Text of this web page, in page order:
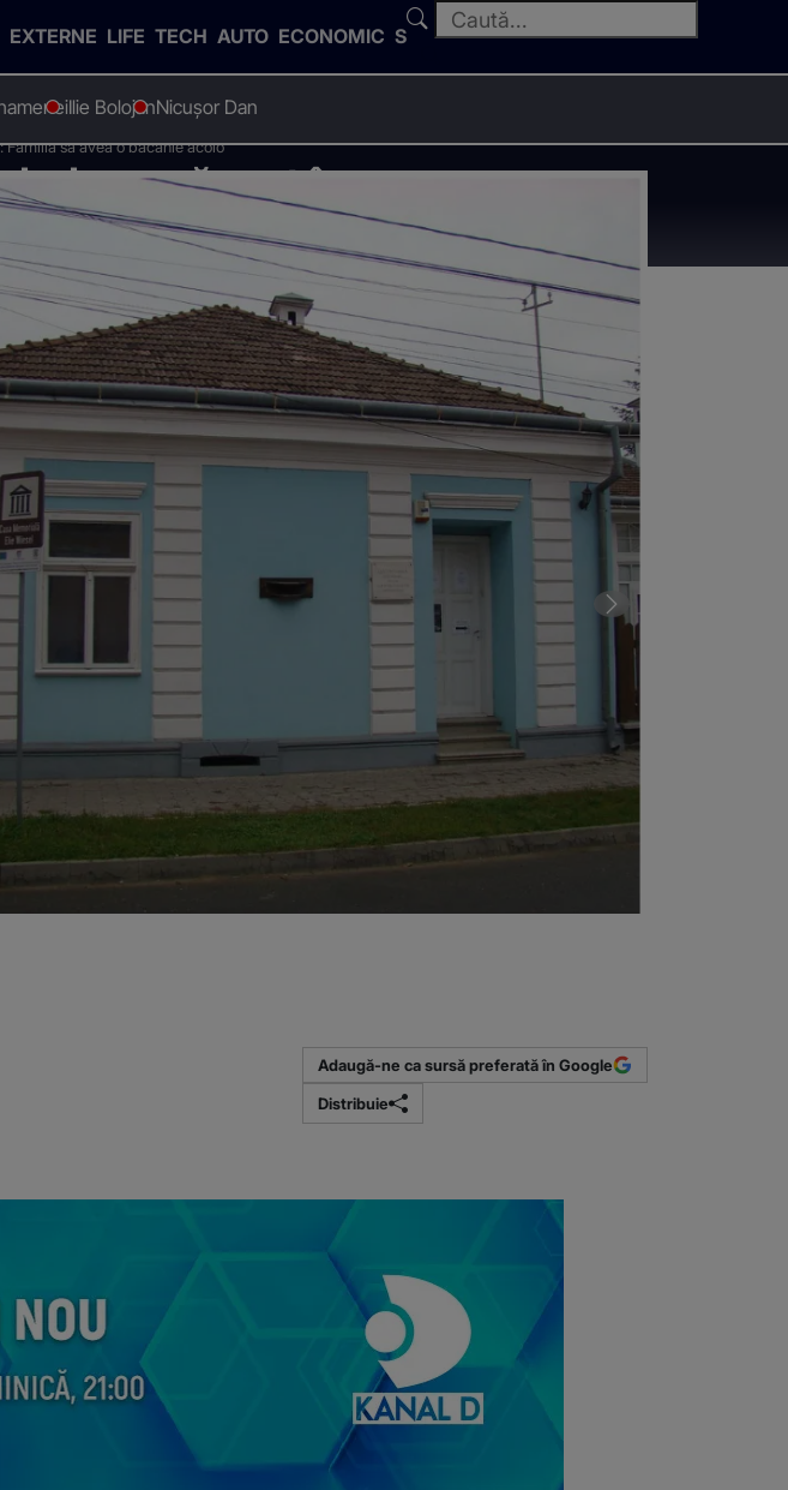
EXTERNE LIFE TECH AUTO ECONOMIC SPORT
Ilie BolojanNicușor Dan
sa avea o băcănie acolo
s-a născut în
o băcănie acolo
Adaugă-ne ca sursă preferată în Google
Distribuie